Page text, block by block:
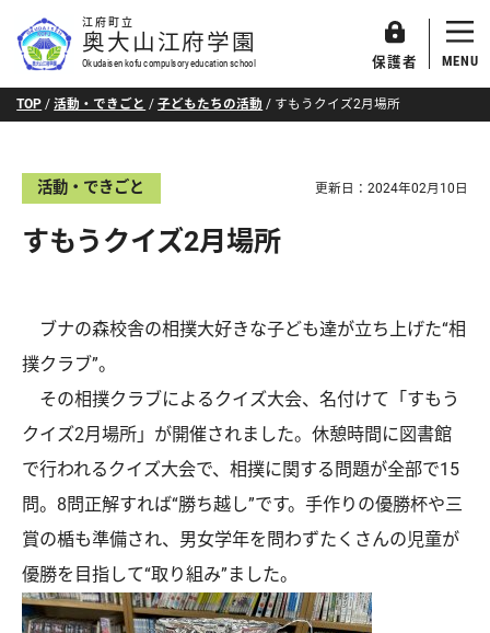
江府町立
奥大山江府学園
Okudaisen kofu compulsory education school 保護者 MENU
TOP /活動・できごと /子どもたちの活動 / すもうクイズ2月場所
活動・できごと 更新日： 2024年02月10日
すもうクイズ2月場所
ブナの森校舎の相撲大好きな子ども達が立ち上げた“相
撲クラブ”。
その相撲クラブによるクイズ大会、名付けて「すもう
クイズ2月場所」が開催されました。休憩時間に図書館
で行われるクイズ大会で、相撲に関する問題が全部で15
問。8問正解すれば“勝ち越し”です。手作りの優勝杯や三
賞の楯も準備され、男女学年を問わずたくさんの児童が
優勝を目指して“取り組み”ました。